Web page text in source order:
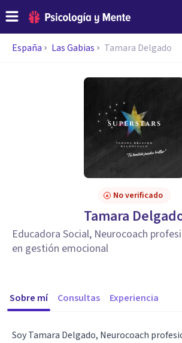
España Las Gabias Tamara Delgado
No verificado
Tamara
Educadora Social, Neurocoach
en gestión emocional
Sobre mí Consultas Experiencia
Soy Tamara Delgado, Neurocoach